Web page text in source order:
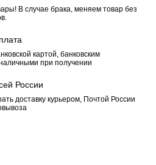
В случае брака, меняем товар без
картой, банковским
при получении
России
доставку курьером, Почтой России